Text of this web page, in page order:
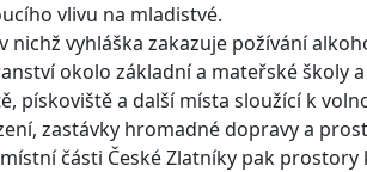
vlivu na mladistvé.
nichž vyhláška zakazuje požívání
okolo základní a mateřské školy
pískoviště a další místa sloužící k
zastávky hromadné dopravy a
části České Zlatníky pak